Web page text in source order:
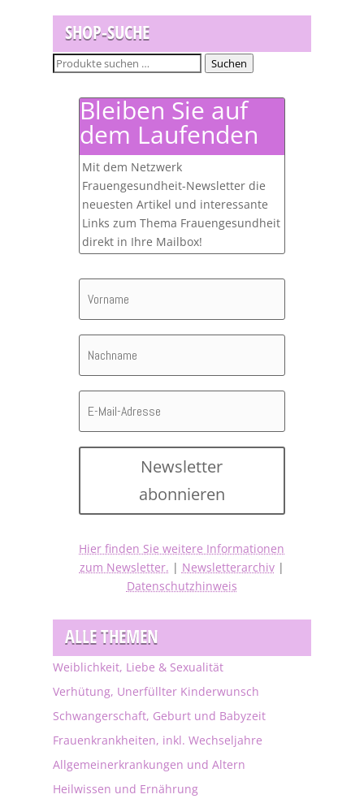
SHOP-SUCHE
Suchen
Suchen
Bleiben Sie auf
dem Laufenden
Mit dem Netzwerk
Frauengesundheit-Newsletter die
neuesten Artikel und interessante
Links zum Thema Frauengesundheit
direkt in Ihre Mailbox!
Newsletter
abonnieren
Hier finden Sie weitere Informationen
zum Newsletter. | Newsletterarchiv|
Datenschutzhinweis
ALLE THEMEN
Weiblichkeit, Liebe & Sexualität
Verhütung, Unerfüllter Kinderwunsch
Schwangerschaft, Geburt und Babyzeit
Frauenkrankheiten, inkl. Wechseljahre
Allgemeinerkrankungen und Altern
Heilwissen und Ernährung